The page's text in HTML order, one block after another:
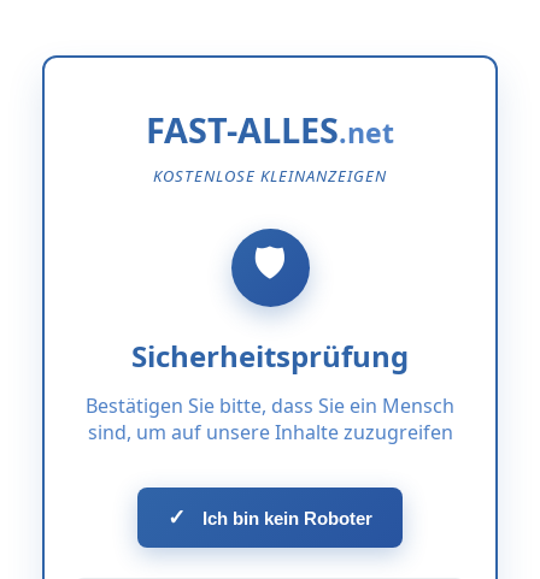
FAST-ALLES
KOSTENLOSE KLEINANZEIGEN
Sicherheitsprüfung
Bestätigen Sie bitte, dass Sie ein Mensch
sind, um auf unsere Inhalte zuzugreifen
✓ Ich bin kein Roboter